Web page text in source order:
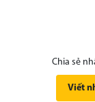
Chia sẻ
Viết